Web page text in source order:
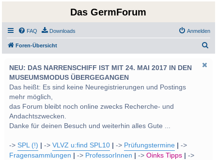
Das GermForum
FAQ Downloads Anmelden
Foren-Übersicht
NEU: DAS NARRENSCHIFF IST MIT 24. MAI 2017 IN DEN
MUSEUMSMODUS ÜBERGEGANGEN
Das heißt: Es sind keine Neuregistrierungen und Postings
mehr möglich,
das Forum bleibt noch online zwecks Recherche- und
Andachtszwecken.
Danke für deinen Besuch und weiterhin alles Gute ...
->SPL (!) ->VLVZ u:find SPL10 -> Prüfungstermine
->
Fragensammlungen
-> ProfessorInnen ->Oinks Tipps
->